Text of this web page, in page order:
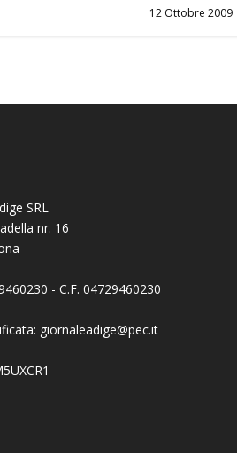
12 Ottobre 2009
SRL
nr. 16
- C.F. 04729460230
giornaleadige@pec.it